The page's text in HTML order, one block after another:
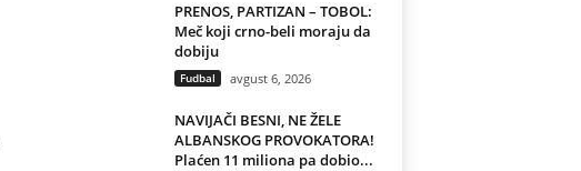
PRENOS, PARTIZAN – TOBOL:
Meč koji crno-beli moraju da
dobiju
Fudbal avgust 6, 2026
NAVIJAČI BESNI, NE ŽELE
ALBANSKOG PROVOKATORA!
Plaćen 11 miliona pa dobio...